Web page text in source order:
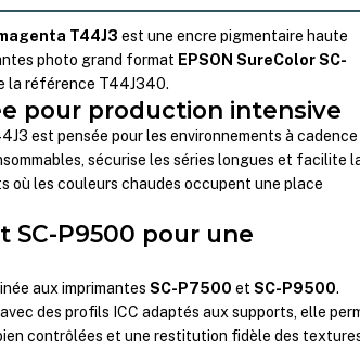
T44J3 est une encre pigmentaire haute
photo grand format EPSON SureColor SC-
la référence T44J340.
pour production intensive
est pensée pour les environnements à cadence
sécurise les séries longues et facilite
où les couleurs chaudes occupent une place
SC-P9500 pour une
aux imprimantesSC-P7500 etSC-P9500.
des profils ICC adaptés aux supports, elle
contrôlées et une restitution fidèle des